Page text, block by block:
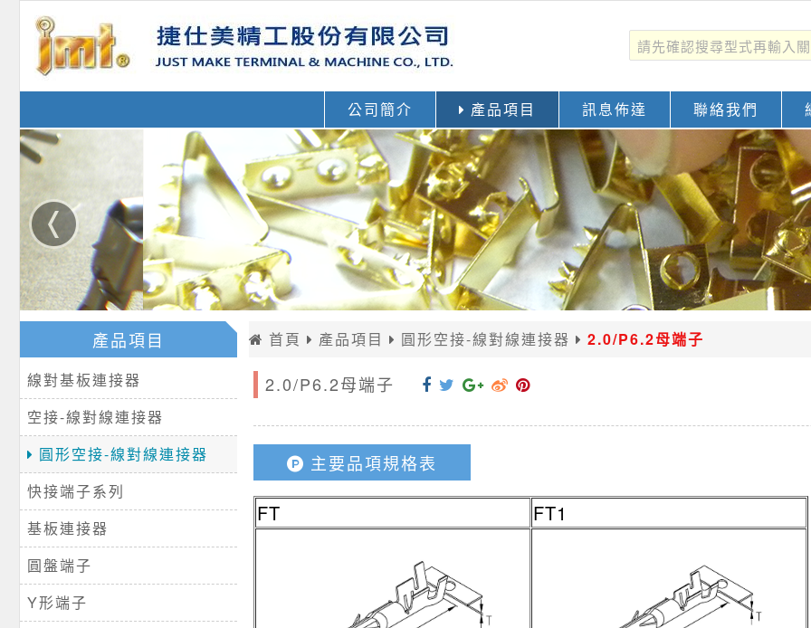
公司簡介 產品項目 訊息佈達 聯絡我們
產品項目
線對基板連接器
空接-線對線連接器
圓形空接-線對線連接器
快接端子系列
基板連接器
圓盤端子
Y形端子
首頁 產品項目 圓形空接-線對線連接器 2.0/P6.2母端子
2.0/P6.2母端子
主要品項規格表
FT FT1